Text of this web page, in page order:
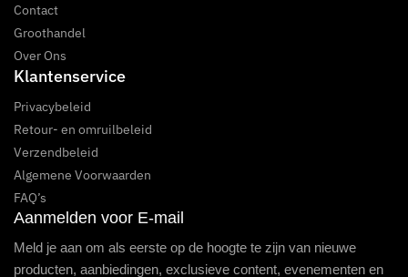
Contact
Groothandel
Over Ons
Klantenservice
Privacybeleid
Retour- en omruilbeleid
Verzendbeleid
Algemene Voorwaarden
FAQ’s
Aanmelden voor E-mail
Meld je aan om als eerste op de hoogte te zijn van nieuwe
producten, aanbiedingen, exclusieve content, evenementen en